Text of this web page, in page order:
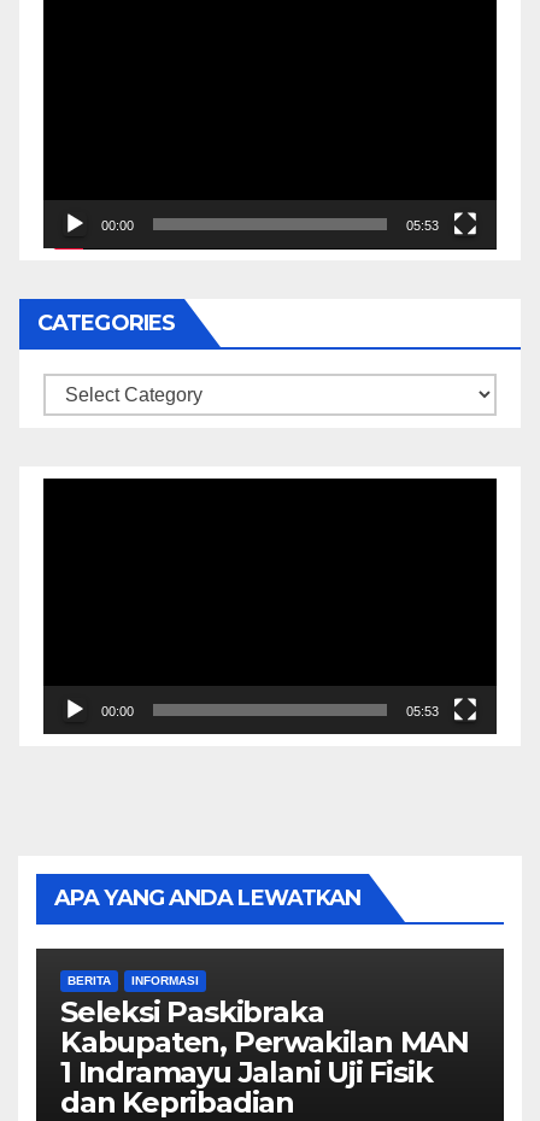
00:00 05:53
CATEGORIES
Categories
00:00 05:53
APA YANG ANDA LEWATKAN
BERITA INFORMASI
Seleksi Paskibraka
Kabupaten, Perwakilan MAN
1 Indramayu Jalani Uji Fisik
dan Kepribadian